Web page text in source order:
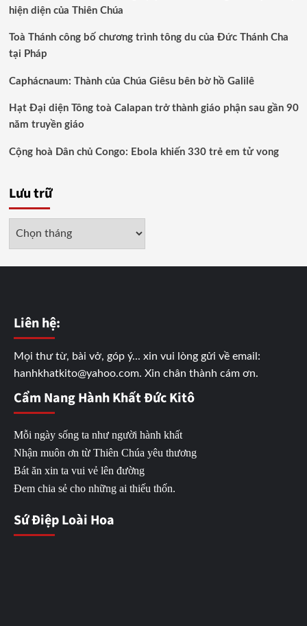
hiện diện của Thiên Chúa
Toà Thánh công bố chương trình tông du của Đức Thánh Cha
tại Pháp
Caphácnaum: Thành của Chúa Giêsu bên bờ hồ Galilê
Hạt Đại diện Tông toà Calapan trở thành giáo phận sau gần 90
năm truyền giáo
Cộng hoà Dân chủ Congo: Ebola khiến 330 trẻ em tử vong
Lưu trữ
Liên hệ:
Mọi thư từ, bài vở, góp ý... xin vui lòng gửi về email:
hanhkhatkito@yahoo.com. Xin chân thành cám ơn.
Cẩm Nang Hành Khất Đức Kitô
Mỗi ngày sống ta như người hành khất
Nhận muôn ơn từ Thiên Chúa yêu thương
Bát ăn xin ta vui vẻ lên đường
Đem chia sẻ cho những ai thiếu thốn.
Sứ Điệp Loài Hoa